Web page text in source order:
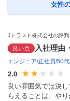
女性
Jトラスト株式会社の評
良い点 入社理由
エンジニア 正社員 50代
2.0
良い雰囲気では決
らえることは、や